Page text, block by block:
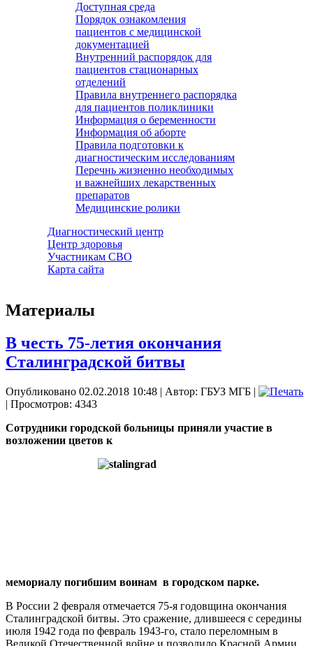
Доступная среда
Порядок ознакомления
пациентов с медицинской
документацией
Внутренний распорядок для
пациентов стационарных
отделений
Правила внутреннего распорядка
для пациентов поликлиники
Информация о беременности
Информация об аборте
Правила подготовки к
диагностическим исследованиям
Перечнь жизненно необходимых
и важнейших лекарственных
препаратов
Медицинские ролики
Диагностический центр
Центр здоровья
Участникам СВО
Карта сайта
Материалы
В честь 75-летия окончания
Сталинградской битвы
Опубликовано 02.02.2018 10:48 | Автор: ГБУЗ МГБ |
| Просмотров: 4343
Сотрудники городской больницы приняли участие в
возложении цветов к
мемориалу погибшим воинам в городском парке.
В России 2 февраля отмечается 75-я годовщина окончания
Сталинградской битвы. Это сражение, длившееся с середины
июля 1942 года по февраль 1943-го, стало переломным в
Великой Отечественной войне и позволило Красной Армии